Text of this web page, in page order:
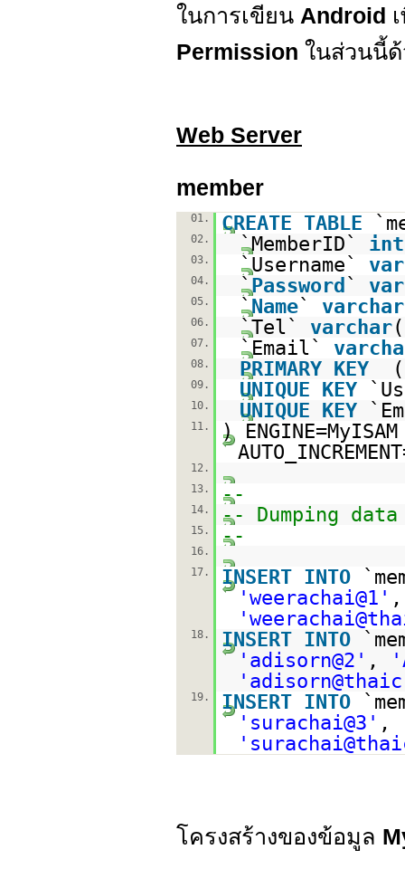
ในการเขียน Android
Permission ในส่วนนี้
Web Server
member
01. CREATE TABLE
02. `MemberID` int
03. `Username`
04. `Password `
05. `Name` varchar
06. `Tel` varchar
07. `Email`
08. PRIMARY KEY
09. UNIQUE KEY
10. UNIQUE KEY
11.
)
12.
13.
--
14. -- Dumping
15. --
16.
17.
INSERT INTO
'weerachai@1'
18. INSERT INTO
'adisorn@2' ,
19. INSERT INTO
'surachai@3' ,
โครงสร้างของข้อมูล